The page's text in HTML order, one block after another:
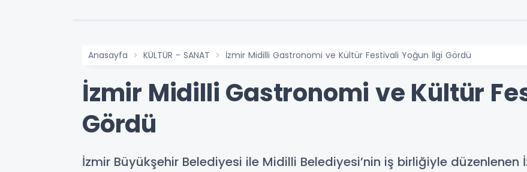
Anasayfa KÜLTÜR - SANAT İzmir Midilli Gastronomi ve Kültür Festivali Yoğun İlgi Gördü
İzmir Midilli Gastronomi ve Kültür
Gördü
İzmir Büyükşehir Belediyesi ile Midilli Belediyesi’nin iş birliğiyle